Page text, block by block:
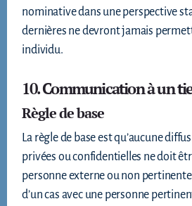
nominative dans une perspective
dernières ne devront jamais
individu.
10. Communication à un
Règle de base
La règle de base est qu’aucune
privées ou confidentielles ne doit
personne externe ou non
d’un cas avec une personne